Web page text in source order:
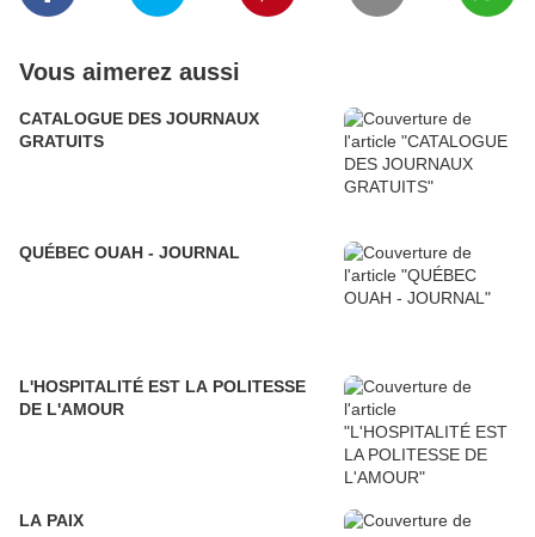
Vous aimerez aussi
CATALOGUE DES JOURNAUX
GRATUITS
QUÉBEC OUAH - JOURNAL
L'HOSPITALITÉ EST LA POLITESSE
DE L'AMOUR
LA PAIX